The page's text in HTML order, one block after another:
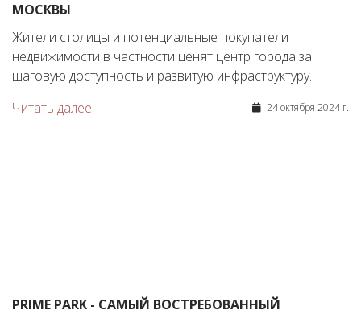
МОСКВЫ
Жители столицы и потенциальные покупатели
недвижимости в частности ценят центр города за
шаговую доступность и развитую инфраструктуру.
Читать далее
24 октября 2024 г.
PRIME PARK - САМЫЙ ВОСТРЕБОВАННЫЙ